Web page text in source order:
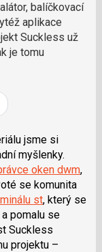
d
p
o
ř
a
k
i
balíčkovací
aplikace
Suckless už
je tomu
jsme si
myšlenky.
oken dwm,
se komunita
st, který se
pomalu se
Suckless
projektu –